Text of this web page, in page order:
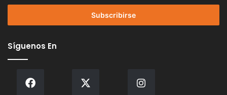
correo
Síguenos En